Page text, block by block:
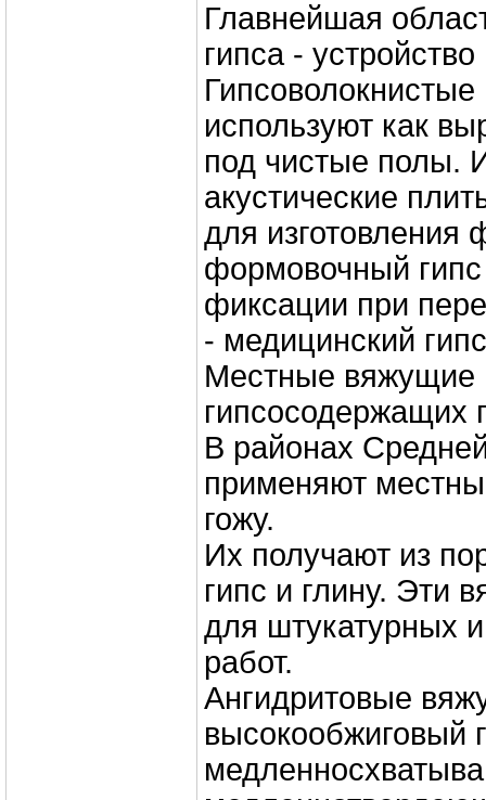
Главнейшая
гипса -
используют как
под чистые полы.
акустические
для изготовления
формовочный
фиксации при
- медицинский
Местные вяжущие
гипсосодержащих
В районах
применяют
гожу.
Их получают из
гипс и глину. Эти
для штукатурных
работ.
Ангидритовые
высокообжиговый